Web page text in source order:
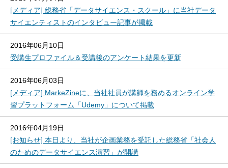
[メディア] 総務省「データサイエンス・スクール」に当社データ
サイエンティストのインタビュー記事が掲載
2016年06月10日
受講生プロファイル＆受講後のアンケート結果を更新
2016年06月03日
[メディア] MarkeZineに、当社社員が講師を務めるオンライン学
習プラットフォーム「Udemy」について掲載
2016年04月19日
[お知らせ] 本日より、当社が企画業務を受託した総務省「社会人
のためのデータサイエンス演習」が開講